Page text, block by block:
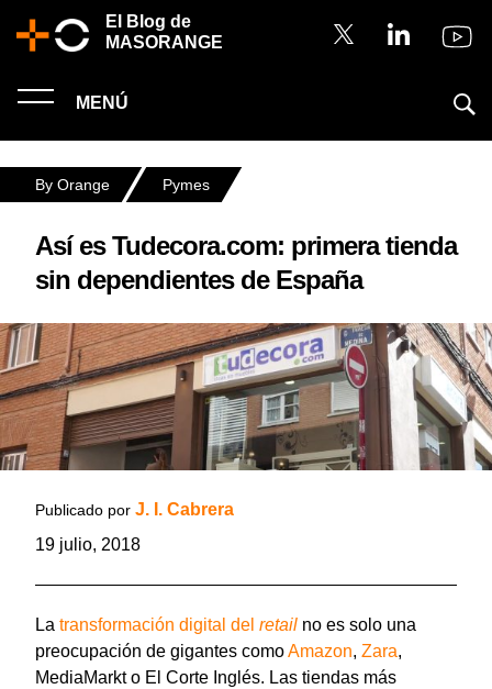
El Blog de
MASORANGE
MENÚ
By Orange Pymes
Así es Tudecora.com: primera tienda
sin dependientes de España
Publicado por J. I. Cabrera
19 julio, 2018
La transformación digital del retail no es solo una
preocupación de gigantes comoAmazon, Zara,
MediaMarkt o El Corte Inglés. Las tiendas más